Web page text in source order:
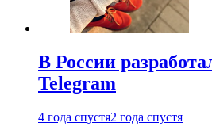
В России
Telegram
4 года спустя2 года спустя